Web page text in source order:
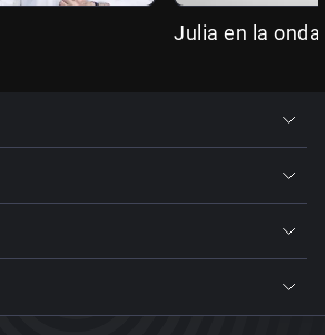
Julia en la onda